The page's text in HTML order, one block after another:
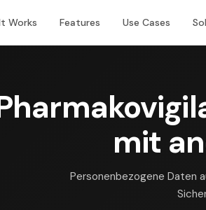
Works Features Use Cases
mit
Personenbezogene Daten